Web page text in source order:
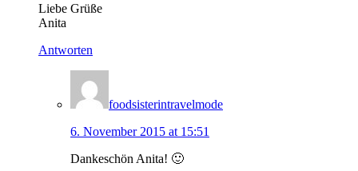
Liebe Grüße
Anita
Antworten
foodsisterintravelmode
6. November 2015 at 15:51
Dankeschön Anita! 🙂